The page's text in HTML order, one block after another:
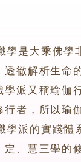
學是大乘佛學
透徹解析生命
學派又稱瑜伽
行者，所以瑜
的實踐體系
定、慧三學的